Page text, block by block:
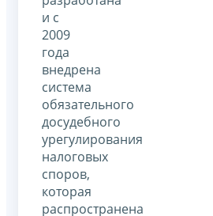
и с
2009
года
внедрена
система
обязательного
досудебного
урегулирования
налоговых
споров,
которая
распространена